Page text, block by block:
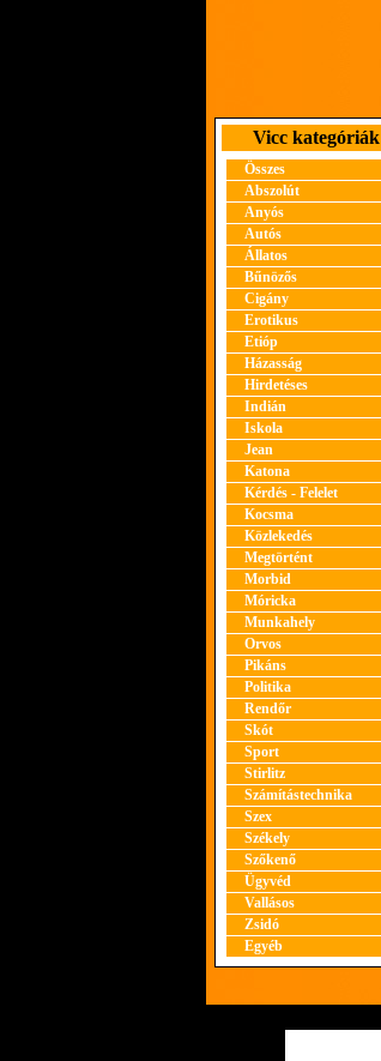
Vicc kategóriák
Összes
Abszolút
Anyós
Autós
Állatos
Bűnözős
Cigány
Erotikus
Etióp
Házasság
Hirdetéses
Indián
Iskola
Jean
Katona
Kérdés - Felelet
Kocsma
Közlekedés
Megtörtént
Morbid
Móricka
Munkahely
Orvos
Pikáns
Politika
Rendőr
Skót
Sport
Stirlitz
Számítástechnika
Szex
Székely
Szőkenő
Ügyvéd
Vallásos
Zsidó
Egyéb